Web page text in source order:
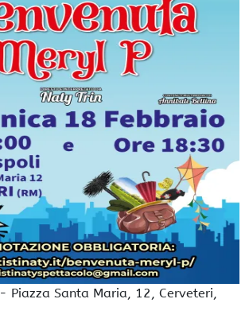
- Piazza Santa Maria, 12,Cerveteri,